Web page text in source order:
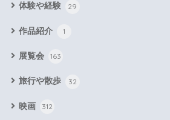
体験や経験 29
作品紹介 1
展覧会 163
旅行や散歩 32
映画 312